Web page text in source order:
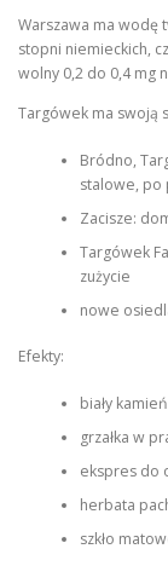
Warszawa ma wodę
stopni niemieckich,
wolny 0,2 do 0,4 mg
Targówek ma swoją
Bródno,
stalowe, po
Zacisze:
Targówek
zużycie
nowe
Efekty:
biały
grzałka w
ekspres do
herbata
szkło